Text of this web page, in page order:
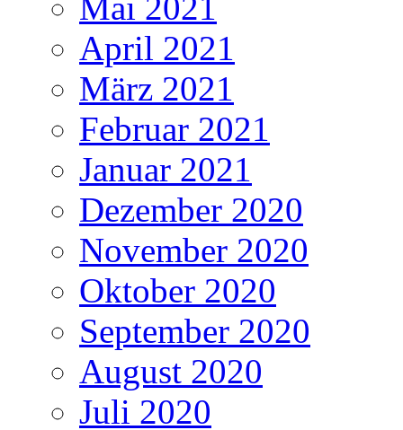
April 2021
März 2021
Februar 2021
Januar 2021
Dezember 2020
November 2020
Oktober 2020
September 2020
August 2020
Juli 2020